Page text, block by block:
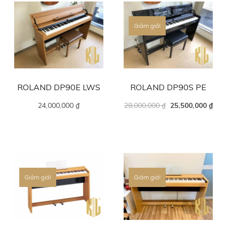
ROLAND DP90E LWS
24,000,000 ₫
Giảm giá!
ROLAND DP90S PE
28,000,000₫ 25,500,000 ₫
Giảm giá! Giảm giá!